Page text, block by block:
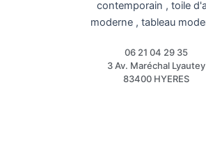
06 21 04 29 35
3 Av. Maréchal Lyautey
83400 HYERES